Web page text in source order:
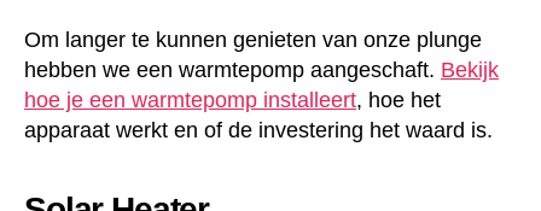
Om langer te kunnen genieten van onze plunge
hebben we een warmtepomp aangeschaft. Bekijk
hoe je een warmtepomp installeert, hoe het
apparaat werkt en of de investering het waard is.